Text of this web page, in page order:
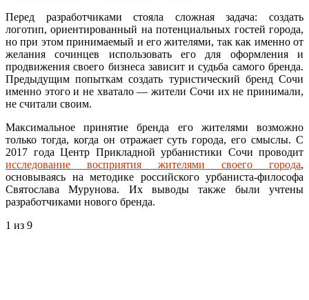
Перед разработчиками стояла сложная задача: создать
логотип, ориентированный на потенциальных гостей города,
но при этом принимаемый и его жителями, так как именно от
желания сочинцев использовать его для оформления и
продвижения своего бизнеса зависит и судьба самого бренда.
Предыдущим попыткам создать туристический бренд Сочи
именно этого и не хватало — жители Сочи их не принимали,
не считали своим.
Максимальное принятие бренда его жителями возможно
только тогда, когда он отражает суть города, его смыслы. С
2017 года Центр Прикладной урбанистики Сочи проводит
исследование восприятия жителями своего города,
основываясь на методике российского урбаниста-философа
Святослава Мурунова. Их выводы также были учтены
разработчиками нового бренда.
1 из 9